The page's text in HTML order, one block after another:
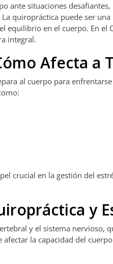
ante situaciones
quiropráctica puede ser
equilibrio en el cuerpo. En
integral.
Afecta a
al cuerpo para
crucial en la gestión del
y
y el sistema nervioso,
la capacidad del